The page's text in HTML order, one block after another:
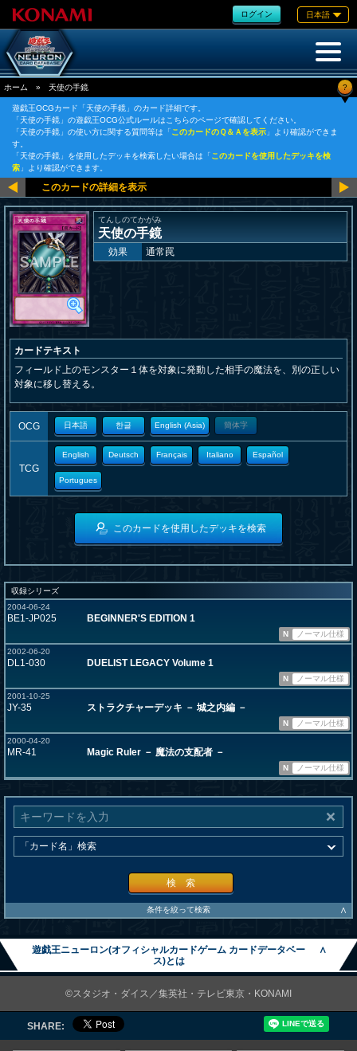
ログイン 日本語
ホーム » 天使の手鏡 ?
遊戯王OCGカード「天使の手鏡」のカード詳細です。
「天使の手鏡」の遊戯王OCG公式ルールはこちらのページで確認してください。
「天使の手鏡」の使い方に関する質問等は「このカードのＱ＆Ａを表示 」より確認ができま
す。
「天使の手鏡」を使用したデッキを検索したい場合は「このカードを使用したデッキを検
索 」より確認ができます。
てんしのてかがみ
天使の手鏡
効果 通常罠
カードテキスト
フィールド上のモンスター１体を対象に発動した相手の魔法を、別の正しい
対象に移し替える。
OCG 日本語 한글 English (Asia) 簡体字
TCG
English Deutsch Français Italiano Español
Portugues
このカードを使用したデッキを検索
収録シリーズ
2004-06-24
BE1-JP025 BEGINNER'S EDITION 1
N
ノーマル仕様
2002-06-20
DL1-030 DUELIST LEGACY Volume 1
N
ノーマル仕様
2001-10-25
JY-35 ストラクチャーデッキ － 城之内編 －
N
ノーマル仕様
2000-04-20
MR-41 Magic Ruler － 魔法の支配者 －
N ノーマル仕様
検 索
条件を絞って検索 ∧
遊戯王ニューロン(オフィシャルカードゲーム カードデータベー
ス)とは
∧
©スタジオ・ダイス／集英社・テレビ東京・KONAMI
SHARE: